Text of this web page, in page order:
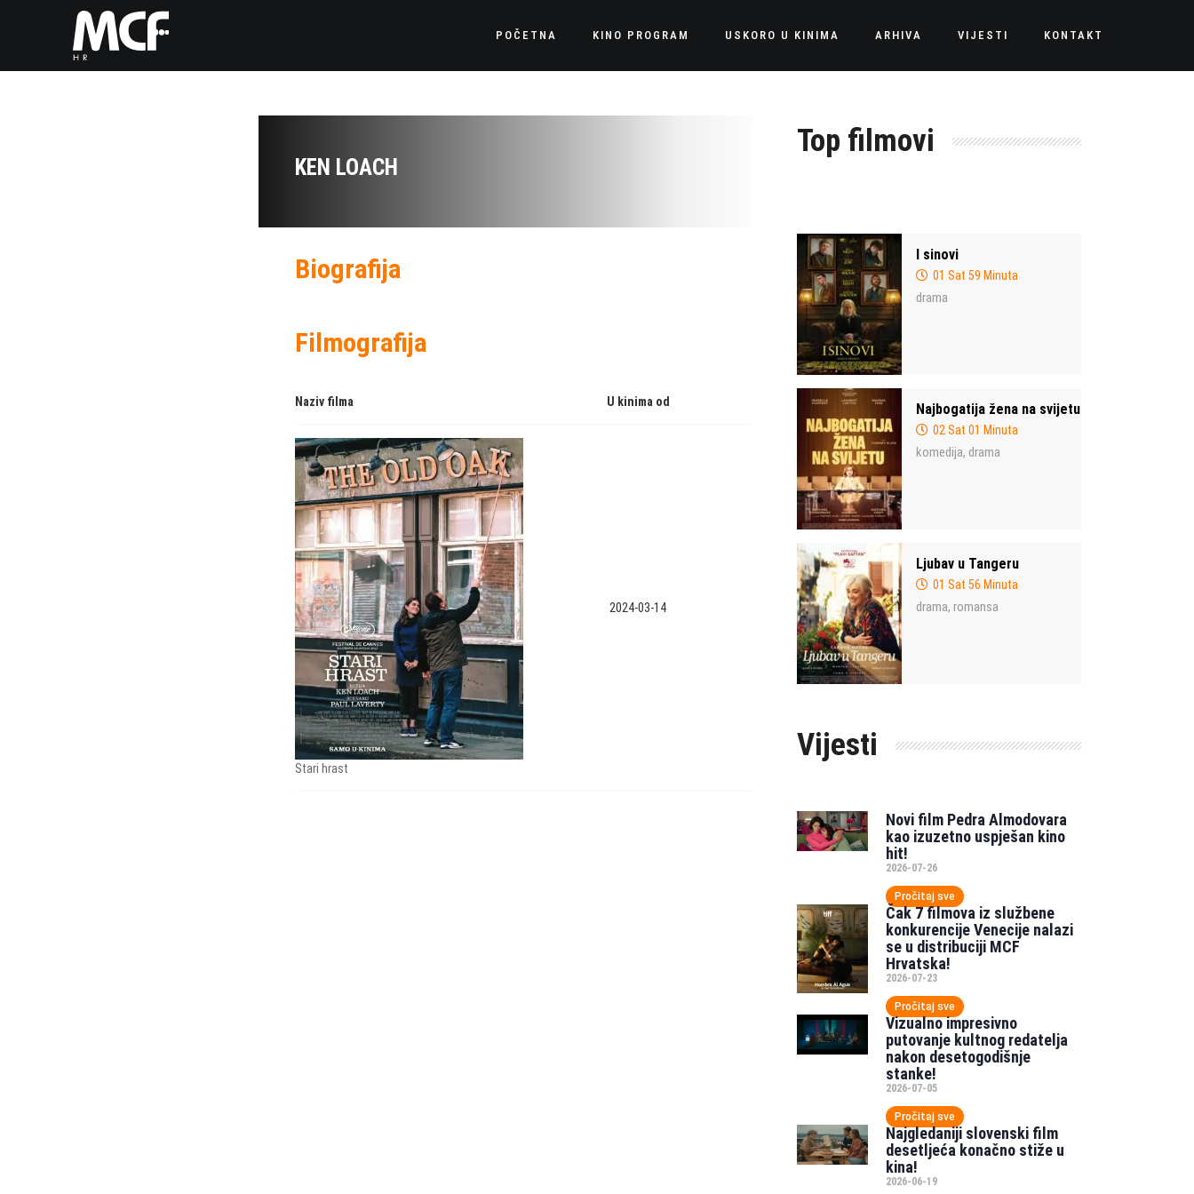
POČETNA KINO PROGRAM USKORO U KINIMA ARHIVA VIJESTI KONTAKT
KEN LOACH
Biografija
Filmografija
Naziv filma U kinima od
Stari hrast
2024-03-14
Top filmovi
I sinovi
01 Sat 59 Minuta
drama
Najbogatija žena na svijetu
02 Sat 01 Minuta
komedija, drama
Ljubav u Tangeru
01 Sat 56 Minuta
drama, romansa
Vijesti
Novi film Pedra Almodovara
kao izuzetno uspješan kino
hit!
2026-07-26
Pročitaj sve
Čak 7 filmova iz službene
konkurencije Venecije nalazi
se u distribuciji MCF
Hrvatska!
2026-07-23
Pročitaj sve
Vizualno impresivno
putovanje kultnog redatelja
nakon desetogodišnje
stanke!
2026-07-05
Pročitaj sve
Najgledaniji slovenski film
desetljeća konačno stiže u
kina!
2026-06-19